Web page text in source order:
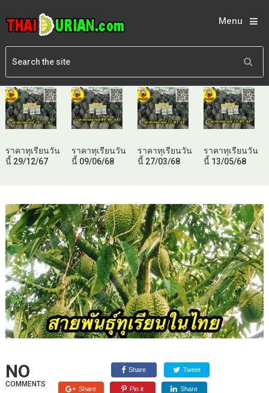
Menu
ราคาทุเรียนวัน
นี้ 29/12/67
ราคาทุเรียนวัน
นี้ 09/06/68
ราคาทุเรียนวัน
นี้ 27/03/68
ราคาทุเรียนวัน
นี้ 13/05/68
NO
COMMENTS
Share Tweet
Share Pin it Share